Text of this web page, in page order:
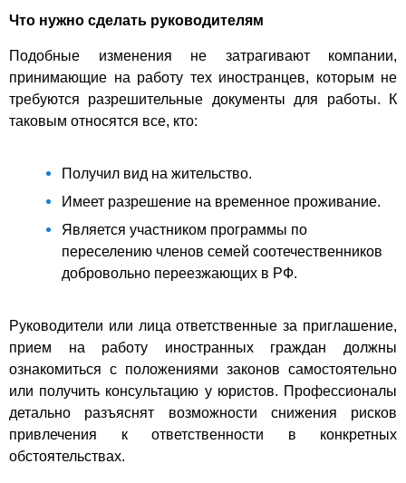
Что нужно сделать руководителям
Подобные изменения не затрагивают компании,
принимающие на работу тех иностранцев, которым не
требуются разрешительные документы для работы. К
таковым относятся все, кто:
Получил вид на жительство.
Имеет разрешение на временное проживание.
Является участником программы по
переселению членов семей соотечественников
добровольно переезжающих в РФ.
Руководители или лица ответственные за приглашение,
прием на работу иностранных граждан должны
ознакомиться с положениями законов самостоятельно
или получить консультацию у юристов. Профессионалы
детально разъяснят возможности снижения рисков
привлечения к ответственности в конкретных
обстоятельствах.